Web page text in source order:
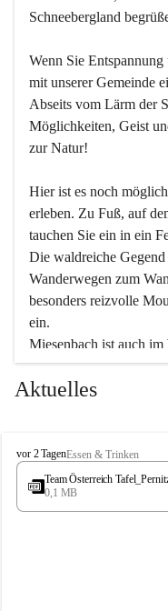
Schneebergland
Wenn Sie
mit unserer Gemeinde
Abseits vom Lärm der
Möglichkeiten, Geist
zur Natur!
Hier ist es noch
erleben. Zu Fuß, auf
tauchen Sie ein in ein
Die waldreiche
Wanderwegen zum
besonders reizvolle
ein.
Miesenbach ist auch
Eisstockschießen gibt
wunderschöne
vielfältige Angebot
Überzeugen Sie sich
in den
Wir kennen
Tradition und
Aktuelles
M
i
s
vor 2 TagenEssen & Trinken
Team Österreich
0,1 MB